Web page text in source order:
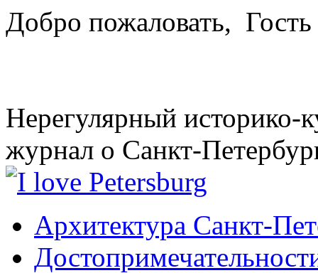
Добро пожаловать, Гость
Нерегулярный историко-
журнал о Санкт-
Архитектура Санкт-